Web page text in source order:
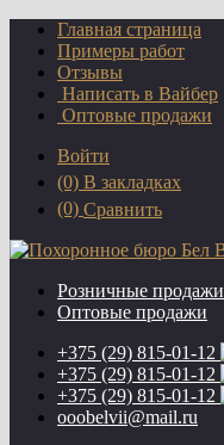
Главная страница
Примеры работ
Отзывы
Написать в Вайбер
Оптовые продажи
Войти
(0) В закладках
(0) Сравнить
Розничные продажи
Оптовые продажи
+375 (29) 815-01-12
+375 (29) 815-01-12
+375 (29) 815-01-12
ooobelvii@mail.ru